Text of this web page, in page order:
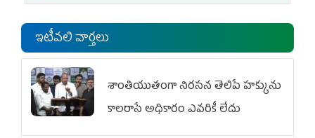
ఇటీవలి వార్తలు
శాంతియుతంగా నిరసన తెలిపే హక్కును
కాలరాసే అధికారం ఎవరికీ లేదు